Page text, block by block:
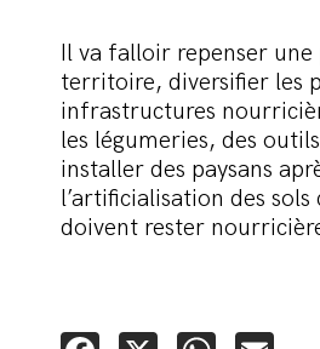
Il va falloir repenser
territoire, diversifier les
infrastructures
les légumeries, des
installer des paysans
l’artificialisation des
doivent rester